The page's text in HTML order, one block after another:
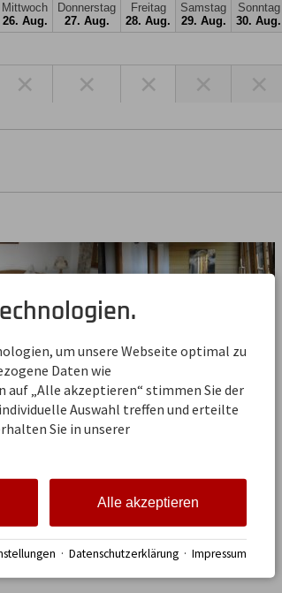
Mittwoch
26. Aug.
Donnerstag
27. Aug.
Freitag
28. Aug.
Samstag
29. Aug.
Sonntag
30. Aug.
× × ×
um unsere Webseite optimal zu
Daten wie
„Alle akzeptieren“ stimmen Sie der
Auswahl treffen und erteilte
Sie in unserer
Alle akzeptieren
· Datenschutzerklärung · Impressum